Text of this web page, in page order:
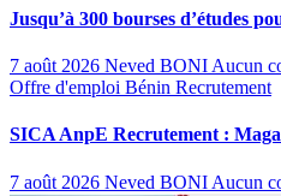
Jusqu’à 300 bourses d’études
7 août 2026 Neved BONI Aucun
Offre d'emploi Bénin Recrutement
SICA AnpE Recrutement :
7 août 2026 Neved BONI Aucun